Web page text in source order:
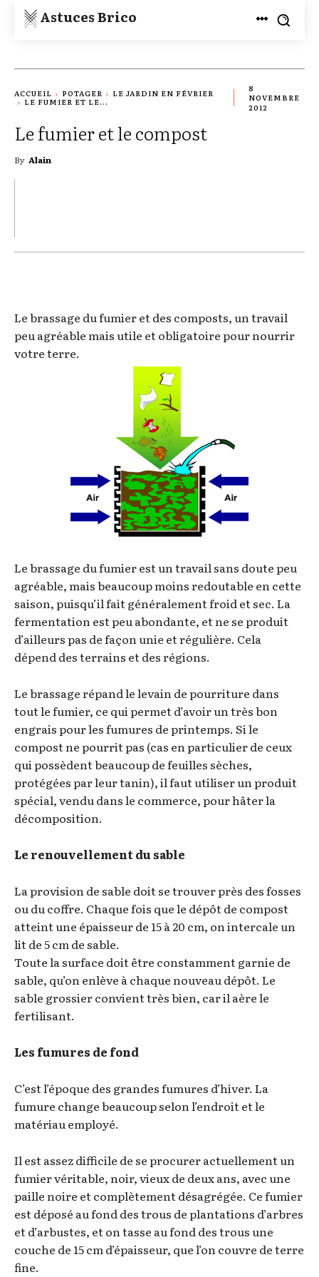
Astuces Brico
ACCUEIL POTAGER
LE JARDIN EN FÉVRIER
LE FUMIER ET LE...
8
NOVEMBRE
2012
Le fumier et le compost
By Alain
Le brassage du fumier et des composts, un travail
peu agréable mais utile et obligatoire pour nourrir
votre terre.
Le brassage du fumier est un travail sans doute peu
agréable, mais beaucoup moins redoutable en cette
saison, puisqu’il fait généralement froid et sec. La
fermentation est peu abondante, et ne se produit
d’ailleurs pas de façon unie et régulière. Cela
dépend des terrains et des régions.
Le brassage répand le levain de pourriture dans
tout le fumier, ce qui permet d’avoir un très bon
engrais pour les fumures de printemps. Si le
compost ne pourrit pas (cas en particulier de ceux
qui possèdent beaucoup de feuilles sèches,
protégées par leur tanin), il faut utiliser un produit
spécial, vendu dans le commerce, pour hâter la
décomposition.
Le renouvellement du sable
La provision de sable doit se trouver près des fosses
ou du coffre. Chaque fois que le dépôt de compost
atteint une épaisseur de 15 à 20 cm, on intercale un
lit de 5 cm de sable.
Toute la surface doit être constamment garnie de
sable, qu’on enlève à chaque nouveau dépôt. Le
sable grossier convient très bien, car il aère le
fertilisant.
Les fumures de fond
C’est l’époque des grandes fumures d’hiver. La
fumure change beaucoup selon l’endroit et le
matériau employé.
Il est assez difficile de se procurer actuellement un
fumier véritable, noir, vieux de deux ans, avec une
paille noire et complètement désagrégée. Ce fumier
est déposé au fond des trous de plantations d’arbres
et d’arbustes, et on tasse au fond des trous une
couche de 15 cm d’épaisseur, que l’on couvre de terre
fine.